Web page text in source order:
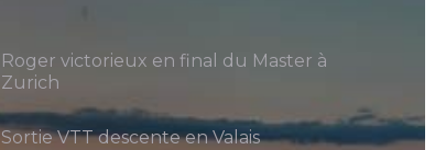
Roger victorieux en final du Master à
Zurich
Sortie VTT descente en Valais